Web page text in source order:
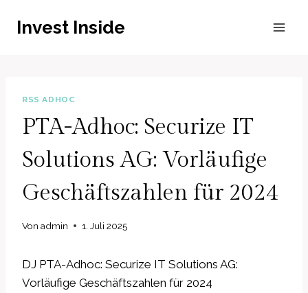
InhaltInvest Inside
RSS ADHOC
PTA-Adhoc: Securize IT
Solutions AG: Vorläufige
Geschäftszahlen für 2024
Von admin 1. Juli 2025
DJ PTA-Adhoc: Securize IT Solutions AG:
Vorläufige Geschäftszahlen für 2024